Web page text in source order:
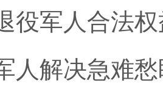
役军人合法
人解决急难